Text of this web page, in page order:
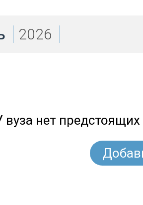
2026
вуза нет